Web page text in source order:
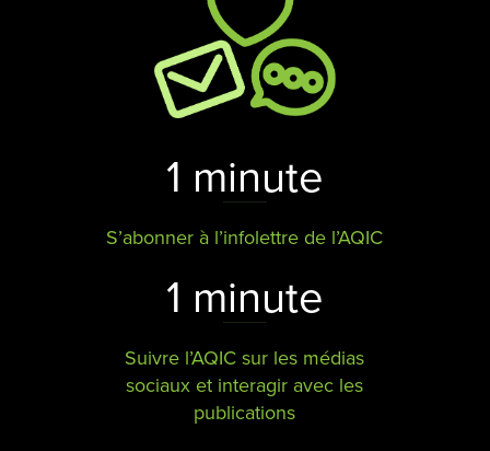
1 minute
S’abonner à l’infolettre de l’AQIC
1 minute
Suivre l’AQIC sur les médias
sociaux et interagir avec les
publications